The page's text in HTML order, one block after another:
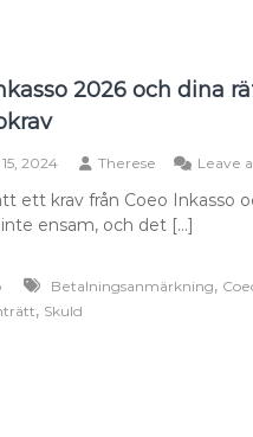
2026 och dina
2024 Therese Leave
ett krav från Coeo Inkasso
ensam, och det […]
Betalningsanmärkning,
, Skuld